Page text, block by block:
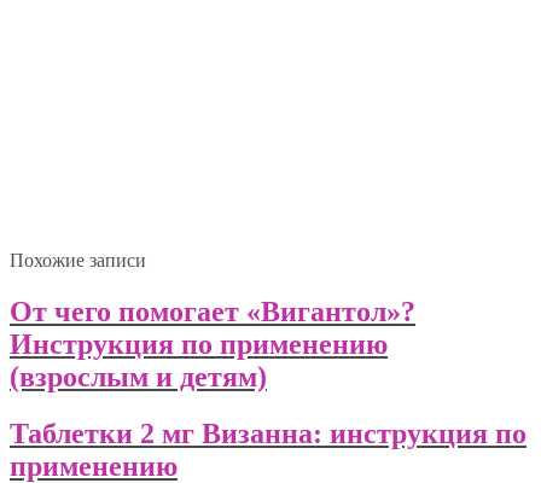
Похожие записи
От чего помогает «Вигантол»?
Инструкция по применению
(взрослым и детям)
Таблетки 2 мг Визанна: инструкция по
применению